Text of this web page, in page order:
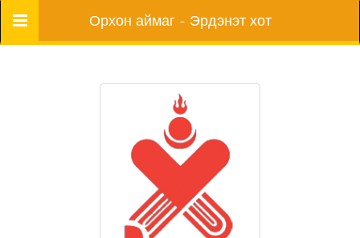
Цэс Орхон аймаг - Эрдэнэт хот